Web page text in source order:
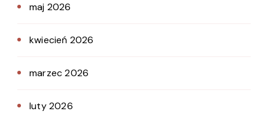
maj 2026
kwiecień 2026
marzec 2026
luty 2026